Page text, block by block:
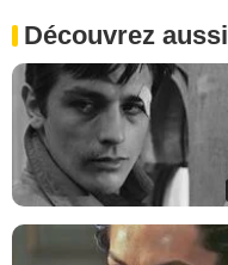
Découvrez aussi